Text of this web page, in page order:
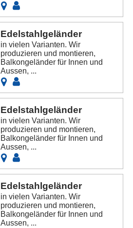
Edelstahlgeländer
in vielen Varianten. Wir
produzieren und montieren,
Balkongeländer für Innen und
Aussen, ...
Edelstahlgeländer
in vielen Varianten. Wir
produzieren und montieren,
Balkongeländer für Innen und
Aussen, ...
Edelstahlgeländer
in vielen Varianten. Wir
produzieren und montieren,
Balkongeländer für Innen und
Aussen, ...